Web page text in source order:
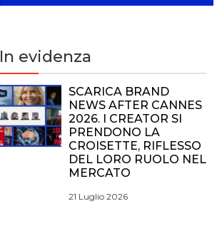
In evidenza
SCARICA BRAND
NEWS AFTER CANNES
2026. I CREATOR SI
PRENDONO LA
CROISETTE, RIFLESSO
DEL LORO RUOLO NEL
MERCATO
21 Luglio 2026